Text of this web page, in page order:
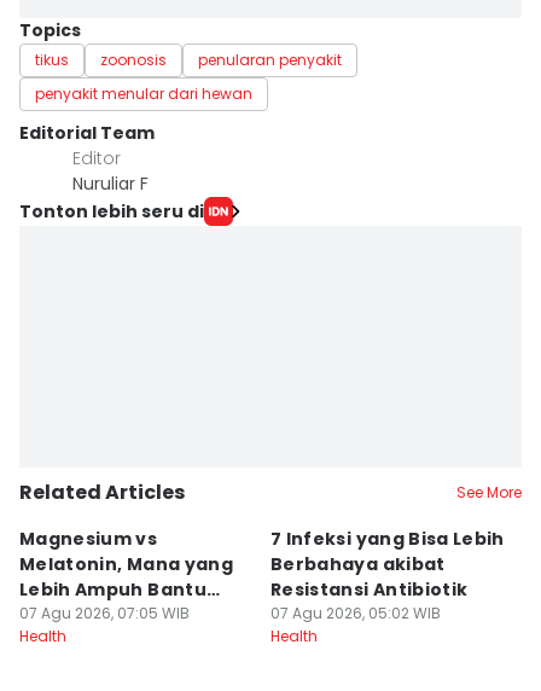
Topics
tikus zoonosis
penularan penyakit
penyakit menular dari hewan
Editorial Team
Editor
Nuruliar F
Tonton lebih seru di
Related Articles See More
Magnesium vs
Melatonin, Mana yang
Lebih Ampuh Bantu
Tidur?
07 Agu 2026, 07:05 WIB
Health
7 Infeksi yang Bisa Lebih
Berbahaya akibat
Resistansi Antibiotik
07 Agu 2026, 05:02 WIB
Health